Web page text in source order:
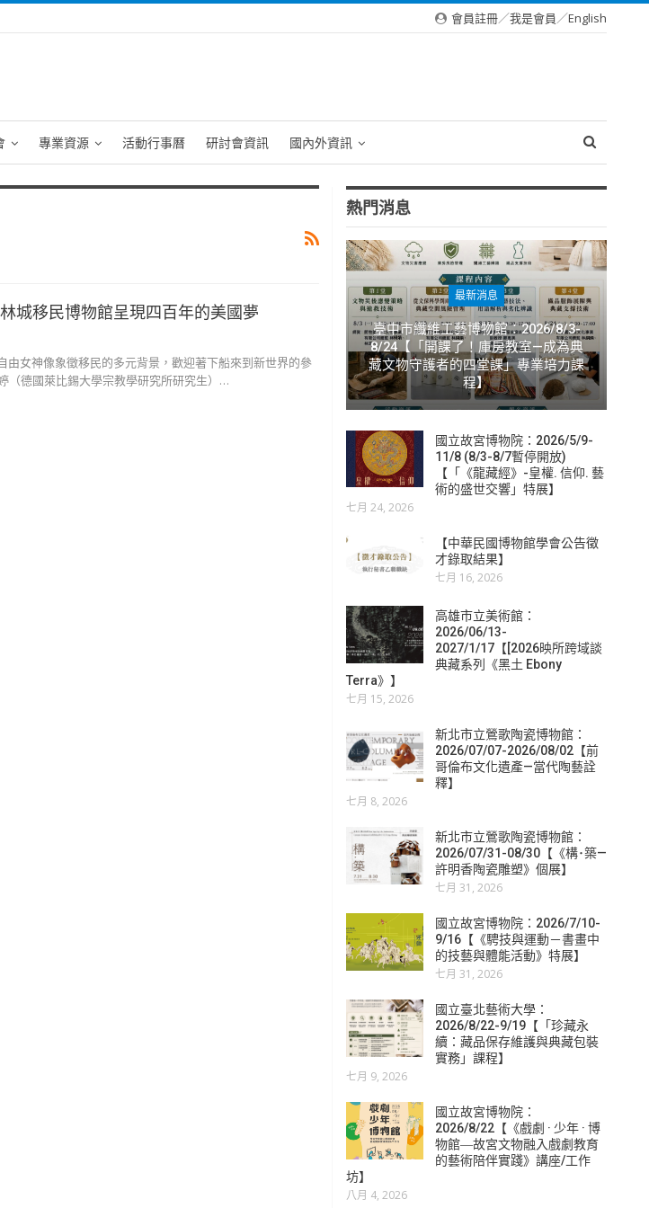
會員註冊／我是會員／English
專業資源 活動行事曆 研討會資訊 國內外資訊
城移民博物館呈現四百年的美國夢
女神像象徵移民的多元背景，歡迎著下船來到新世界的參
德國萊比錫大學宗教學研究所研究生）…
熱門消息
最新消息
臺中市纖維工藝博物館：2026/8/3-
8/24【「開課了！庫房教室—成為典
藏文物守護者的四堂課」專業培力課
程】
國立故宮博物院：2026/5/9-
11/8 (8/3-8/7暫停開放)
【「《龍藏經》-皇權. 信仰. 藝
術的盛世交響」特展】
七月 24, 2026
【中華民國博物館學會公告徵
才錄取結果】
七月 16, 2026
高雄市立美術館：
2026/06/13-
2027/1/17【[2026映所跨域談
典藏系列《黑土 Ebony
Terra》】
七月 15, 2026
新北市立鶯歌陶瓷博物館：
2026/07/07-2026/08/02【前
哥倫布文化遺產—當代陶藝詮
釋】
七月 8, 2026
新北市立鶯歌陶瓷博物館：
2026/07/31-08/30【《構･築—
許明香陶瓷雕塑》個展】
七月 31, 2026
國立故宮博物院：2026/7/10-
9/16【《騁技與運動－書畫中
的技藝與體能活動》特展】
七月 31, 2026
國立臺北藝術大學：
2026/8/22-9/19【「珍藏永
續：藏品保存維護與典藏包裝
實務」課程】
七月 9, 2026
國立故宮博物院：
2026/8/22【《戲劇 · 少年 · 博
物館―故宮文物融入戲劇教育
的藝術陪伴實踐》講座/工作
坊】
八月 4, 2026